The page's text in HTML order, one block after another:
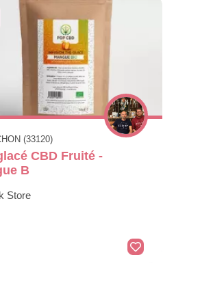
(33120)
CBD Fruité -
B
Store